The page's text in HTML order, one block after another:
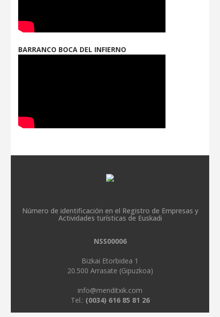
BARRANCO BOCA DEL INFIERNO
Número de identificación en el Registro de Empresas y
Actividades turísticas de Euskadi
NSS00006
Bizkai Etorbidea 1
20.500 Arrasate (Gipuzkoa)
info@menditxik.com
Tel.: (0034) 616 85 81 26